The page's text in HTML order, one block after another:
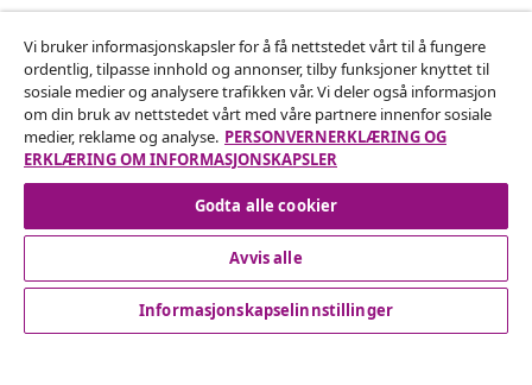
Bedrift
vidaXL
Oppdag mer
Vi bruker informasjonskapsler for å få nettstedet vårt til å fungere
ordentlig, tilpasse innhold og annonser, tilby funksjoner knyttet til
sosiale medier og analysere trafikken vår. Vi deler også informasjon
om din bruk av nettstedet vårt med våre partnere innenfor sosiale
medier, reklame og analyse. PERSONVERNERKLÆRING OG
ERKLÆRING OM INFORMASJONSKAPSLER
Godta alle cookier
Avvis alle
Informasjonskapselinnstillinger